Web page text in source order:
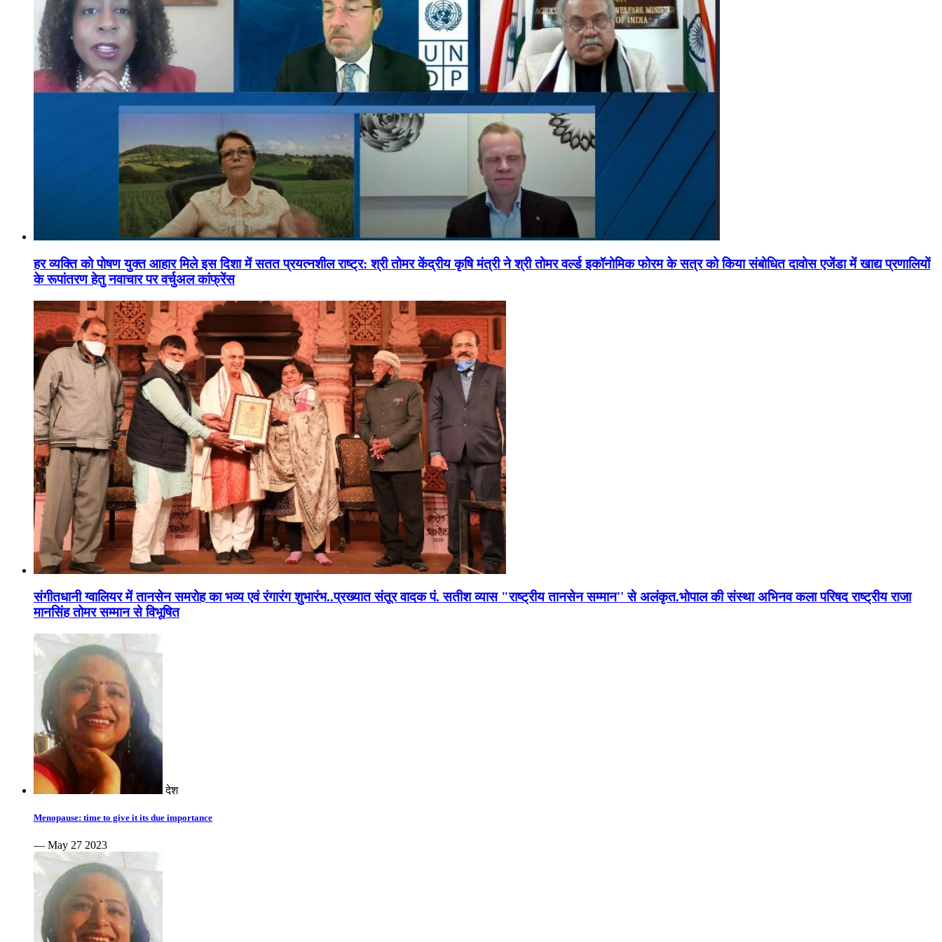
हर व्यक्ति को पोषण युक्त आहार मिले इस दिशा में सतत प्रयत्नशील राष्ट्र: श्री तोमर केंद्रीय कृषि मंत्री ने श्री तोमर वर्ल्ड इकॉनोमिक फोरम के सत्र को किया संबोधित दावोस एजेंडा में खाद्य प्रणालियों
के रूपांतरण हेतु नवाचार पर वर्चुअल कांफ्रेंस
संगीतधानी ग्वालियर में तानसेन समरोह का भव्य एवं रंगारंग शुभारंभ..प्रख्यात संतूर वादक पं. सतीश व्यास "राष्ट्रीय तानसेन सम्मान'' से अलंकृत.भोपाल की संस्था अभिनव कला परिषद राष्ट्रीय राजा
मानसिंह तोमर सम्मान से विभूषित
देश
Menopause: time to give it its due importance
— May 27 2023